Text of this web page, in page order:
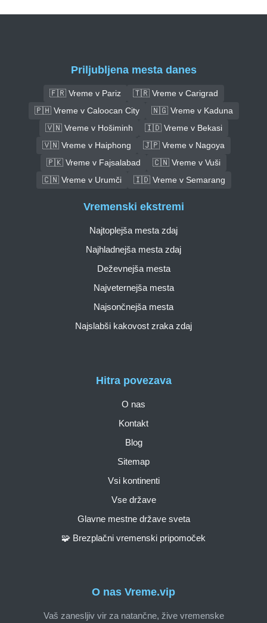
Priljubljena mesta danes
🇫🇷 Vreme v Pariz
🇹🇷 Vreme v Carigrad
🇵🇭 Vreme v Caloocan City
🇳🇬 Vreme v Kaduna
🇻🇳 Vreme v Hošiminh
🇮🇩 Vreme v Bekasi
🇻🇳 Vreme v Haiphong
🇯🇵 Vreme v Nagoya
🇵🇰 Vreme v Fajsalabad
🇨🇳 Vreme v Vuši
🇨🇳 Vreme v Urumči
🇮🇩 Vreme v Semarang
O nas Vreme.vip
Vaš zanesljiv vir za natančne, žive vremenske
Hitra povezava
O nas
Kontakt
Blog
Sitemap
Vsi kontinenti
Vse države
Glavne mestne države sveta
🧩 Brezplačni vremenski pripomoček
Vremenski ekstremi
Najtoplejša mesta zdaj
Najhladnejša mesta zdaj
Deževnejša mesta
Najveternejša mesta
Najsončnejša mesta
Najslabši kakovost zraka zdaj